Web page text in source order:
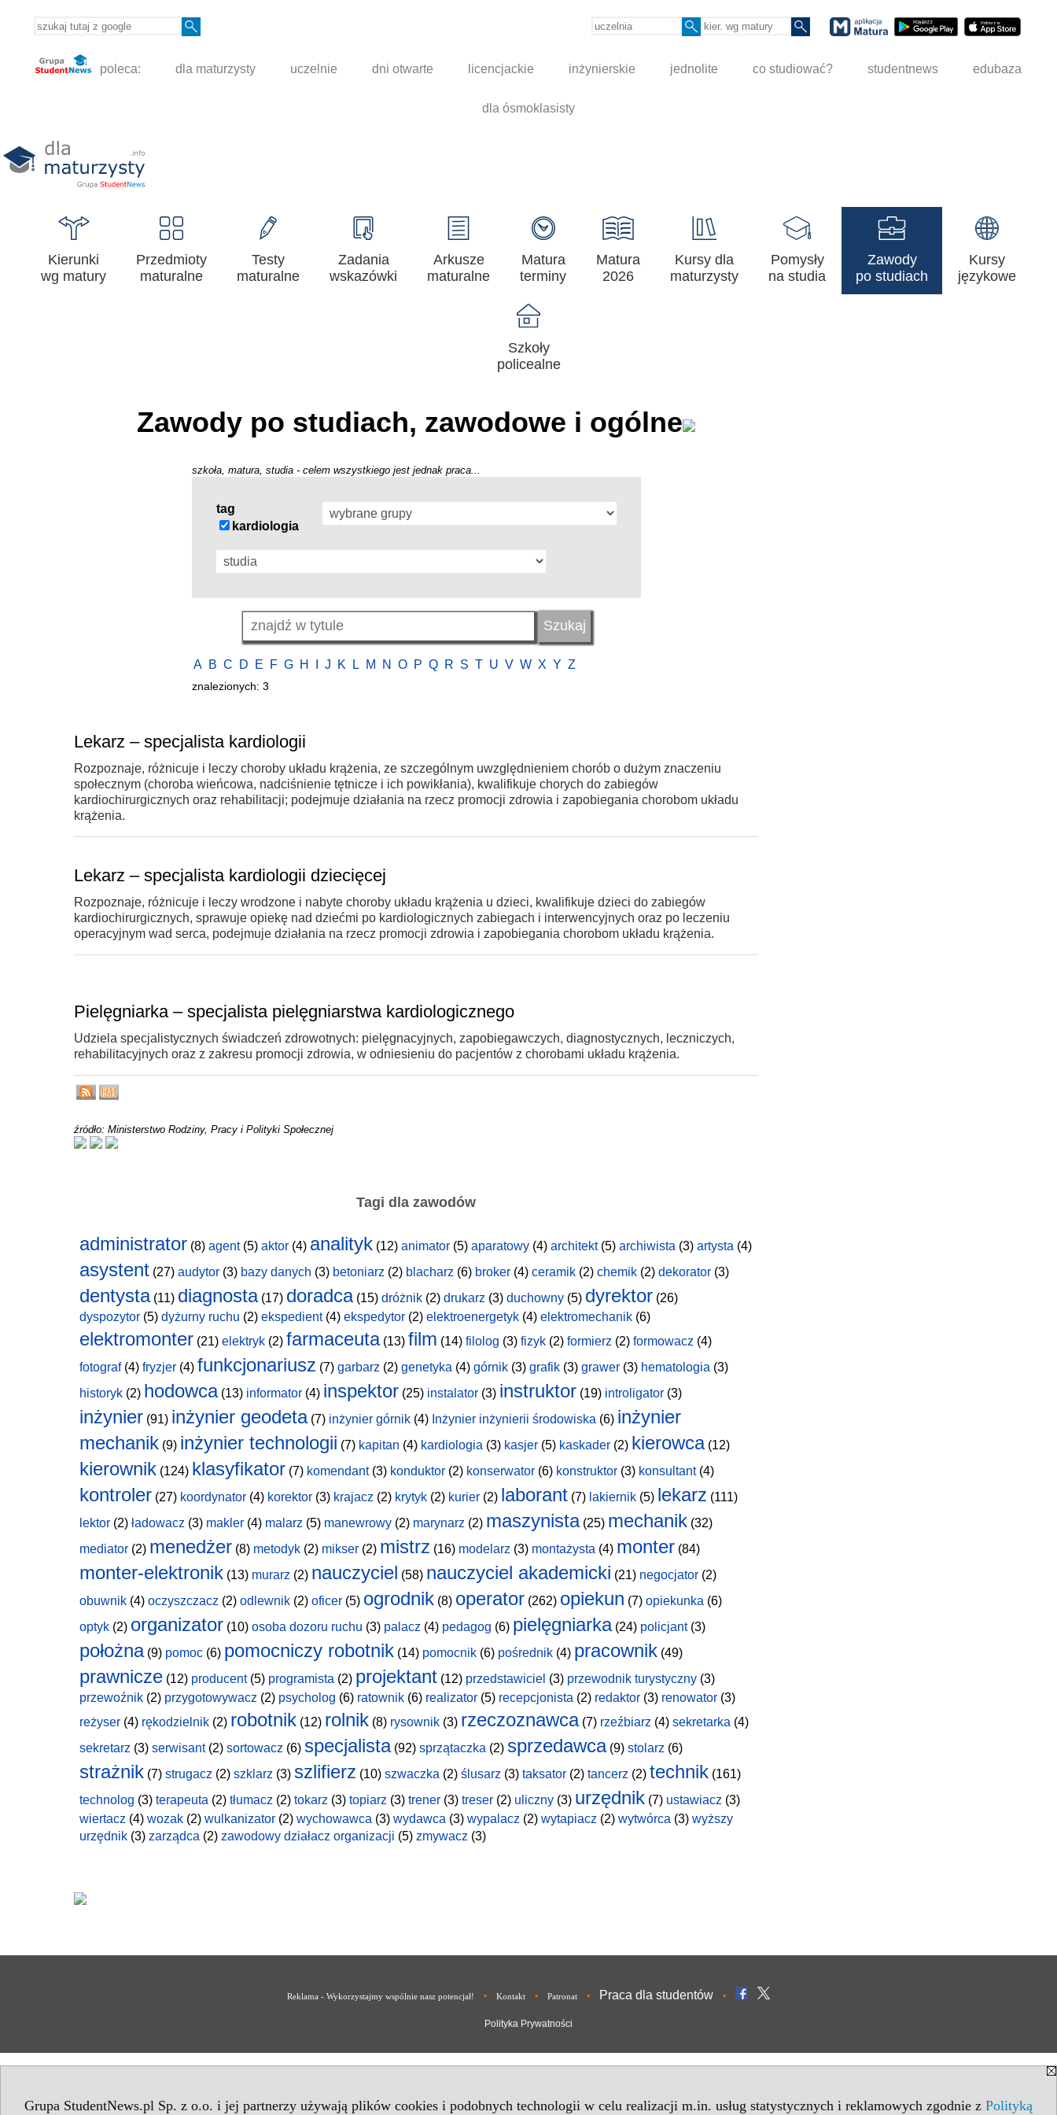
Grupa StudentNews.pl Sp. z o.o. i jej partnerzy używają plików cookies i podobnych technologii w celu realizacji m.in. usług statystycznych i reklamowych zgodnie z Polityką
poleca: dla maturzysty uczelnie dni otwarte licencjackie inżynierskie jednolite co studiować? studentnews edubaza
dla ósmoklasisty
Kierunki
wg matury
Przedmioty
maturalne
Testy
maturalne
Zadania
wskazówki
Arkusze
maturalne
Matura
terminy
Matura
2026
Kursy dla
maturzysty
Pomysły
na studia
Zawody
po studiach
Kursy
językowe
Szkoły
policealne
Zawody po studiach, zawodowe i ogólne
szkoła, matura, studia - celem wszystkiego jest jednak praca...
tag
kardiologia
A B C D E F G H J K L M N O P Q R S T U V W X Y Z
znalezionych: 3
Lekarz – specjalista kardiologii
Rozpoznaje, różnicuje i leczy choroby układu krążenia, ze szczególnym uwzględnieniem chorób o dużym znaczeniu
społecznym (choroba wieńcowa, nadciśnienie tętnicze i ich powikłania), kwalifikuje chorych do zabiegów
kardiochirurgicznych oraz rehabilitacji; podejmuje działania na rzecz promocji zdrowia i zapobiegania chorobom układu
krążenia.
Lekarz – specjalista kardiologii dziecięcej
Rozpoznaje, różnicuje i leczy wrodzone i nabyte choroby układu krążenia u dzieci, kwalifikuje dzieci do zabiegów
kardiochirurgicznych, sprawuje opiekę nad dziećmi po kardiologicznych zabiegach i interwencyjnych oraz po leczeniu
operacyjnym wad serca, podejmuje działania na rzecz promocji zdrowia i zapobiegania chorobom układu krążenia.
Pielęgniarka – specjalista pielęgniarstwa kardiologicznego
Udziela specjalistycznych świadczeń zdrowotnych: pielęgnacyjnych, zapobiegawczych, diagnostycznych, leczniczych,
rehabilitacyjnych oraz z zakresu promocji zdrowia, w odniesieniu do pacjentów z chorobami układu krążenia.
źródło: Ministerstwo Rodziny, Pracy i Polityki Społecznej
Tagi dla zawodów
administrator (8) agent(5) aktor (4) analityk (12) animator (5) aparatowy (4) architekt(5) archiwista (3) artysta (4)
asystent (27) audytor (3) bazy danych (3) betoniarz (2) blacharz (6) broker (4) ceramik (2) chemik (2) dekorator (3)
dentysta(11) diagnosta(17) doradca(15) dróżnik (2) drukarz (3) duchowny (5) dyrektor (26)
dyspozytor (5) dyżurny ruchu (2) ekspedient(4) ekspedytor (2) elektroenergetyk (4) elektromechanik (6)
elektromonter (21) elektryk (2) farmaceuta(13) film (14) filolog (3) fizyk (2) formierz (2) formowacz (4)
fotograf(4) fryzjer (4) funkcjonariusz (7) garbarz (2) genetyka (4) górnik (3) grafik (3) grawer (3) hematologia (3)
historyk (2) hodowca(13) informator (4) inspektor (25) instalator (3) instruktor (19) introligator (3)
inżynier (91) inżynier geodeta(7) inżynier górnik (4) Inżynier inżynierii środowiska (6) inżynier
mechanik (9) inżynier technologii (7) kapitan (4) kardiologia (3) kasjer (5) kaskader (2) kierowca(12)
kierownik (124) klasyfikator (7) komendant(3) konduktor (2) konserwator (6) konstruktor (3) konsultant(4)
kontroler (27) koordynator (4) korektor (3) krajacz (2) krytyk (2) kurier (2) laborant (7) lakiernik (5) lekarz (111)
lektor (2) ładowacz (3) makler (4) malarz (5) manewrowy (2) marynarz (2) maszynista(25) mechanik (32)
mediator (2) menedżer (8) metodyk (2) mikser (2) mistrz (16) modelarz (3) montażysta (4) monter (84)
monter-elektronik (13) murarz (2) nauczyciel (58) nauczyciel akademicki (21) negocjator (2)
obuwnik (4) oczyszczacz (2) odlewnik (2) oficer (5) ogrodnik (8) operator (262) opiekun (7) opiekunka (6)
optyk (2) organizator (10) osoba dozoru ruchu (3) palacz (4) pedagog (6) pielęgniarka(24) policjant(3)
położna(9) pomoc (6) pomocniczy robotnik (14) pomocnik (6) pośrednik (4) pracownik (49)
prawnicze (12) producent(5) programista (2) projektant (12) przedstawiciel (3) przewodnik turystyczny (3)
przewoźnik (2) przygotowywacz (2) psycholog (6) ratownik (6) realizator (5) recepcjonista (2) redaktor (3) renowator (3)
reżyser (4) rękodzielnik (2) robotnik (12) rolnik (8) rysownik (3) rzeczoznawca(7) rzeźbiarz (4) sekretarka (4)
sekretarz (3) serwisant(2) sortowacz (6) specjalista(92) sprzątaczka (2) sprzedawca(9) stolarz (6)
strażnik (7) strugacz (2) szklarz (3) szlifierz (10) szwaczka (2) ślusarz (3) taksator (2) tancerz (2) technik (161)
technolog (3) terapeuta (2) tłumacz (2) tokarz (3) topiarz (3) trener (3) treser (2) uliczny (3) urzędnik (7) ustawiacz (3)
wiertacz (4) wozak (2) wulkanizator (2) wychowawca (3) wydawca (3) wypalacz (2) wytapiacz (2) wytwórca (3) wyższy
urzędnik (3) zarządca (2) zawodowy działacz organizacji (5) zmywacz (3)
Reklama - Wykorzystajmy wspólnie nasz potencjał! • Kontakt • Patronat • Praca dla studentów •
Polityka Prywatności